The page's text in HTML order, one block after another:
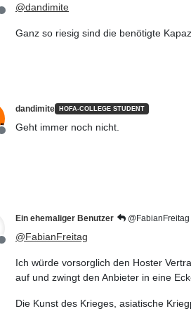
Offline
@dandimite
Ganz so riesig sind die benötigte
Offline
dandimite HOFA-COLLEGE STUDENT
Geht immer noch nicht.
Offline
Ein ehemaliger Benutzer @FabianFreitag
@FabianFreitag
Ich würde vorsorglich den Hoster
auf und zwingt den Anbieter in eine
Die Kunst des Krieges, asiatische